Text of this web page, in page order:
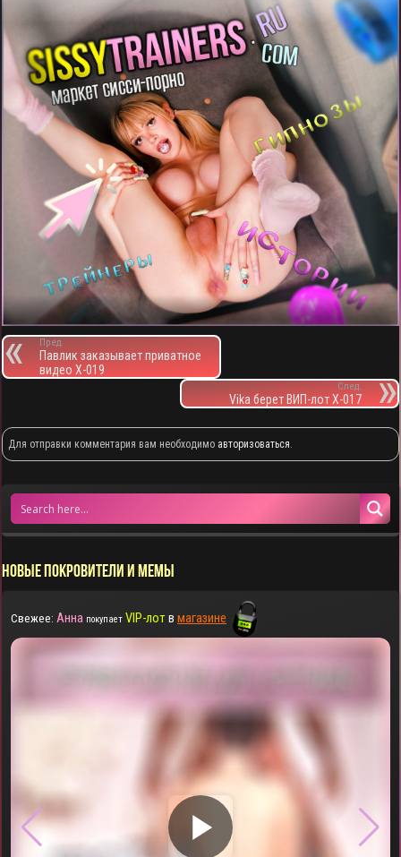
a
m
p
p
и
т
ь
Пред.
Павлик заказывает приватное
видео X-019
След.
Vika берет ВИП-лот X-017
Для отправки комментария вам необходимо авторизоваться.
НОВЫЕ ПОКРОВИТЕЛИ И МЕМЫ
Свежее: Анна покупает VIP-лотвмагазине
▶